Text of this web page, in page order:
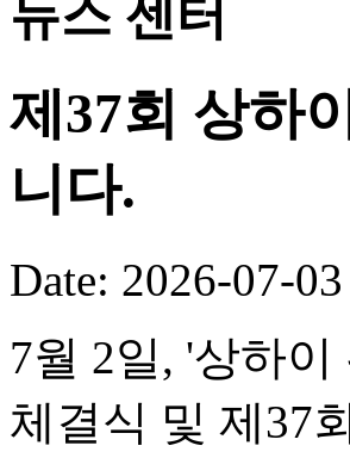
뉴스 센터
제37회 상하
니다.
Date: 2026-07-03
7월 2일, '상하
체결식 및 제37